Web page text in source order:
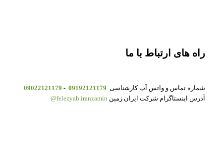
راه های ارتباط با ما
شماره تماس و واتس آپ کارشناسی 09192121179
-
09022121179
آدرس اینستاگرام شرکت ایران زمین felezyab.iranzamin@